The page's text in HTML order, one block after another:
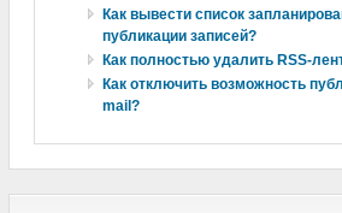
Как вывести список
публикации записей?
Как полностью удалить RSS-
Как отключить возможность
mail?